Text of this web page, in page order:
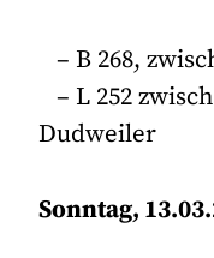
– B 268,
– L 252
Dudweiler
Sonntag,